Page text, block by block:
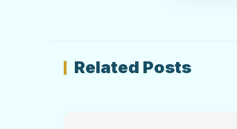
Related Posts